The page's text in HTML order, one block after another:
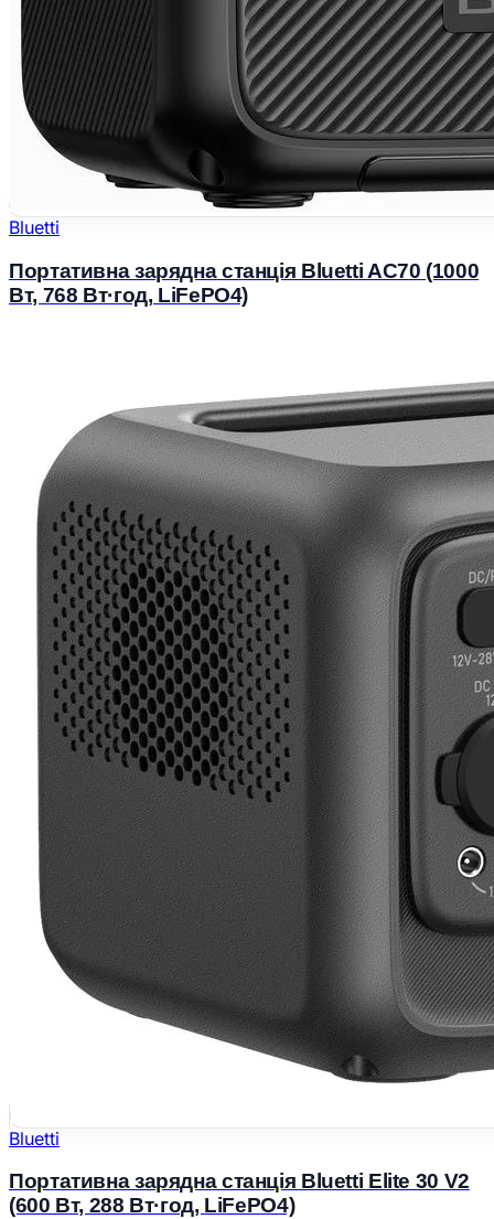
Bluetti
Портативна зарядна станція Bluetti AC70 (1000
Вт, 768 Вт·год, LiFePO4)
Bluetti
Портативна зарядна станція Bluetti Elite 30 V2
(600 Вт, 288 Вт·год, LiFePO4)